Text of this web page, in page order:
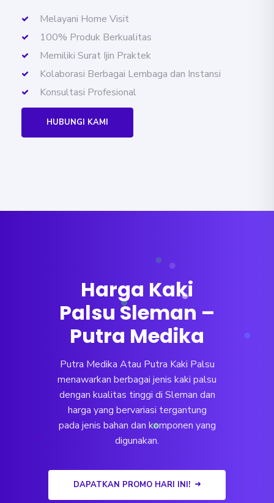
Melayani Home Visit
100% Produk Berkualitas
Memiliki Surat Ijin Praktek
Kolaborasi Berbagai Lembaga dan Instansi
Konsultasi Profesional
HUBUNGI KAMI
Harga Kaki
Palsu Sleman –
Putra Medika
Putra Medika Atau Putra Kaki Palsu
menawarkan berbagai jenis kaki palsu
dengan kualitas tinggi di Sleman dan
harga yang bervariasi tergantung
pada jenis bahan dan komponen yang
digunakan.
DAPATKAN PROMO HARI INI!